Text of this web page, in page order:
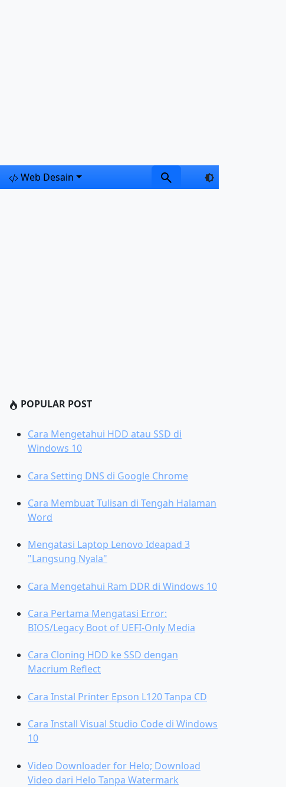
Web Desain
POPULAR POST
Cara Mengetahui HDD atau SSD di
Windows 10
Cara Setting DNS di Google Chrome
Cara Membuat Tulisan di Tengah Halaman
Word
Mengatasi Laptop Lenovo Ideapad 3
"Langsung Nyala"
Cara Mengetahui Ram DDR di Windows 10
Cara Pertama Mengatasi Error:
BIOS/Legacy Boot of UEFI-Only Media
Cara Cloning HDD ke SSD dengan
Macrium Reflect
Cara Instal Printer Epson L120 Tanpa CD
Cara Install Visual Studio Code di Windows
10
Video Downloader for Helo; Download
Video dari Helo Tanpa Watermark